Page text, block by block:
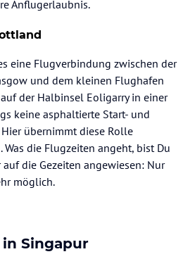
Anflugerlaubnis.
eine Flugverbindung zwischen der
und dem kleinen Flughafen
der Halbinsel Eoligarry in einer
keine asphaltierte Start- und
übernimmt diese Rolle
Was die Flugzeiten angeht, bist Du
die Gezeiten angewiesen: Nur
möglich.
Singapur